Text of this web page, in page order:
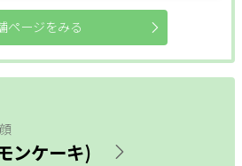
ページをみる
ンケーキ)